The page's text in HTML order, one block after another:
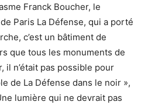
Franck Boucher, le
Paris La Défense, qui a porté
c’est un bâtiment de
que tous les monuments de
il n’était pas possible pour
de La Défense dans le noir »,
lumière qui ne devrait pas